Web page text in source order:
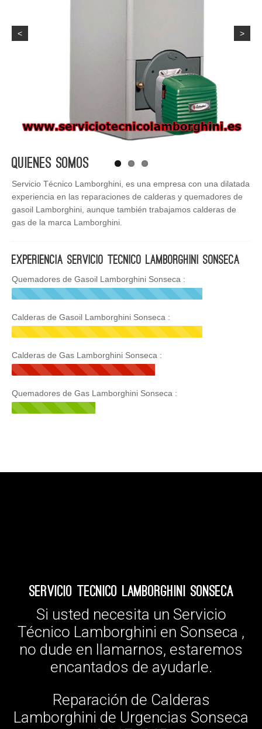
< >
Quienes Somos
Servicio Técnico Lamborghini, es una empresa con una dilatada
experiencia en las reparaciones de calderas y quemadores de
gasoil Lamborghini, aunque también trabajamos calderas de
gas de la marca Lamborghini.
Experiencia Servicio Tecnico Lamborghini Sonseca
Quemadores de Gasoil Lamborghini Sonseca :
Calderas de Gasoil Lamborghini Sonseca :
Calderas de Gas Lamborghini Sonseca :
Quemadores de Gas Lamborghini Sonseca :
Servicio Tecnico Lamborghini Sonseca
Si usted necesita un Servicio
Técnico Lamborghini en Sonseca ,
no dude en llamarnos, estaremos
encantados de ayudarle.
Reparación de Calderas
Lamborghini de Urgencias Sonseca